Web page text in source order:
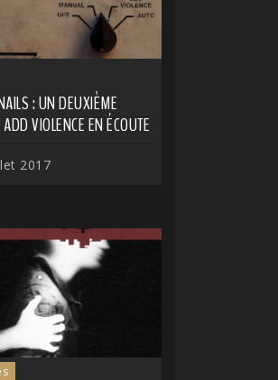
: UN DEUXIÈME
VIOLENCE EN ÉCOUTE
2017